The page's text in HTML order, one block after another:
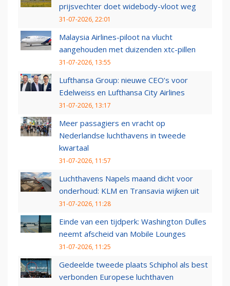
prijsvechter doet widebody-vloot weg
31-07-2026, 22:01
Malaysia Airlines-piloot na vlucht
aangehouden met duizenden xtc-pillen
31-07-2026, 13:55
Lufthansa Group: nieuwe CEO’s voor
Edelweiss en Lufthansa City Airlines
31-07-2026, 13:17
Meer passagiers en vracht op
Nederlandse luchthavens in tweede
kwartaal
31-07-2026, 11:57
Luchthavens Napels maand dicht voor
onderhoud: KLM en Transavia wijken uit
31-07-2026, 11:28
Einde van een tijdperk: Washington Dulles
neemt afscheid van Mobile Lounges
31-07-2026, 11:25
Gedeelde tweede plaats Schiphol als best
verbonden Europese luchthaven